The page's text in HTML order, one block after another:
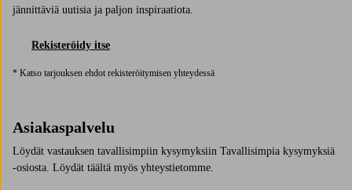
jännittäviä uutisia ja paljon inspiraatiota.
Rekisteröidy itse
* Katso tarjouksen ehdot rekisteröitymisen yhteydessä
Asiakaspalvelu
Löydät vastauksen tavallisimpiin kysymyksiin Tavallisimpia kysymyksiä
-osiosta. Löydät täältä myös yhteystietomme.